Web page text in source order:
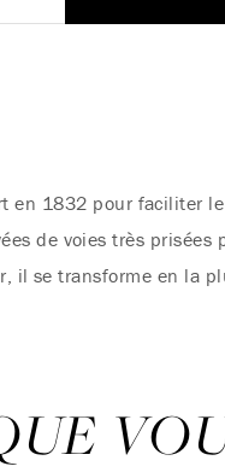
en 1832 pour faciliter
de voies très prisées
il se transforme en la